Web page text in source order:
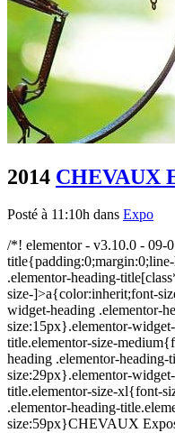
2014 CHEVAUX
Posté à 11:10h dans Expo
/*! elementor - v3.10.0 - 09-
.elementor-heading-
size-]>a{color:inherit;font-
widget-heading .elementor-
size:15px}.elementor-
title.elementor-size-
heading .elementor-
size:29px}.elementor-
title.elementor-size-xl{font-
.elementor-heading-
size:59px}CHEVAUX